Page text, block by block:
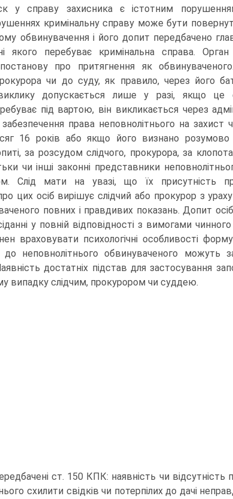
справу захисника є істотним
кримінальну справу може бути
обвинувачення і його допит передбачено
перебуває кримінальна справа.
про притягнення як обвинуваченого.
чи до суду, як правило, через його
допускається лише у разі, якщо це
під вартою, він викликається через
права неповнолітнього на
16 років або якщо його визнано розумово
за розсудом слідчого, прокурора, за
чи інші законні представники
Слід мати на увазі, що їх присутність
цих осіб вирішує слідчий або прокурор з
повних і правдивих показань. Допит
у повній відповідності з вимогами
враховувати психологічні особливості
до неповнолітнього обвинуваченого можуть
достатніх підстав для застосування
випадку слідчим, прокурором чи суддею.
ст. 150 КПК: наявність чи відсутність
схилити свідків чи потерпілих до дачі